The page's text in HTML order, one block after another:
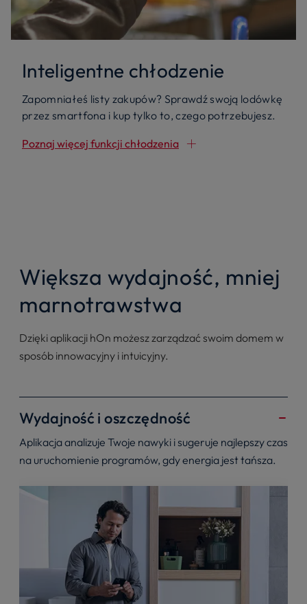
Inteligentne chłodzenie
Zapomniałeś listy zakupów? Sprawdź swoją lodówkę
przez smartfona i kup tylko to, czego potrzebujesz.
Poznaj więcej funkcji chłodzenia
Większa wydajność, mniej
marnotrawstwa
Dzięki aplikacji hOn możesz zarządzać swoim domem w
sposób innowacyjny i intuicyjny.
Wydajność i oszczędność
Aplikacja analizuje Twoje nawyki i sugeruje najlepszy czas
na uruchomienie programów, gdy energia jest tańsza.